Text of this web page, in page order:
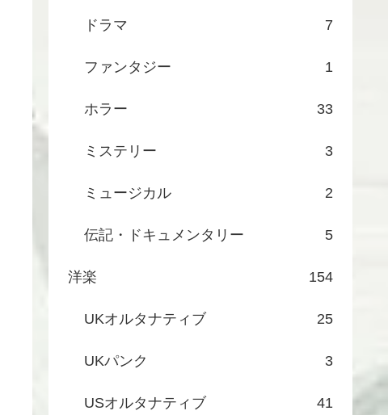
ドラマ 7
ファンタジー 1
ホラー 33
ミステリー 3
ミュージカル 2
伝記・ドキュメンタリー 5
洋楽 154
UKオルタナティブ 25
UKパンク 3
USオルタナティブ 41